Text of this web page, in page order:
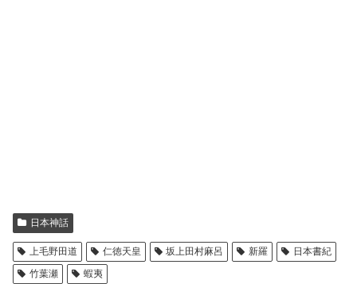
日本神話
上毛野田道 仁徳天皇 坂上田村麻呂 新羅
日本書紀
竹葉瀬
蝦夷